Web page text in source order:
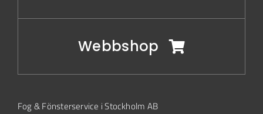
Webbshop
Fog & Fönsterservice i Stockholm AB